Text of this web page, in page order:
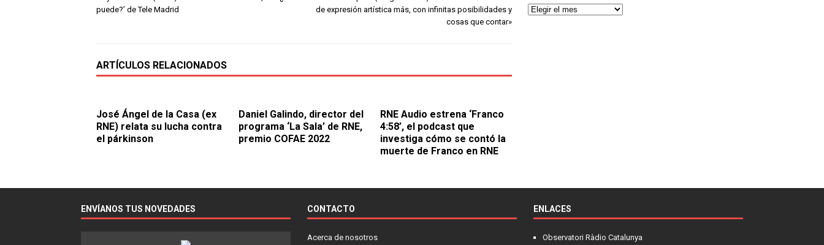
puede?’ de Tele Madrid
de expresión artística más, con infinitas posibilidades y
cosas que contar»
ARTÍCULOS RELACIONADOS
José Ángel de la Casa (ex
RNE) relata su lucha contra
el párkinson
Daniel Galindo, director del
programa ‘La Sala’ de RNE,
premio COFAE 2022
RNE Audio estrena ‘Franco
4:58’, el podcast que
investiga cómo se contó la
muerte de Franco en RNE
ENVÍANOS TUS NOVEDADES CONTACTO
Acerca de nosotros
ENLACES
Observatori Ràdio Catalunya